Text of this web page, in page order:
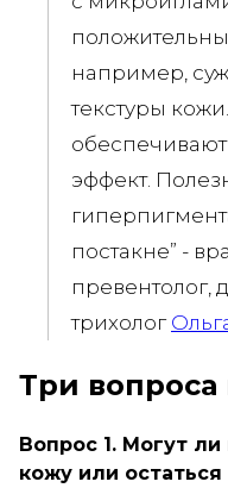
например,
текстуры
эффект.
постакне” -
превентолог,
трихолог
Три вопроса
Вопрос 1. Могут
кожу или остаться